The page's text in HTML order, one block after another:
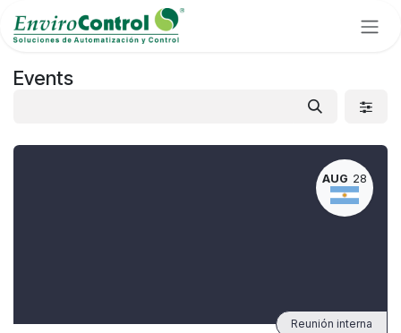
Skip to Content
Events
AUG 28
Reunión interna